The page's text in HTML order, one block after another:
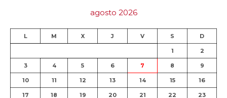
agosto 2026
L M X J V S D
1 2
3 4 5 6 7 8 9
10 11 12 13 14 15 16
17 18 19 20 21 22 23